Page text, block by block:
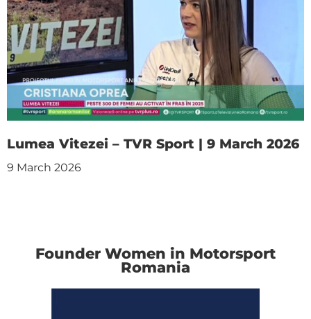
Lumea Vitezei – TVR Sport | 9 March 2026
9 March 2026
Founder Women in Motorsport
Romania